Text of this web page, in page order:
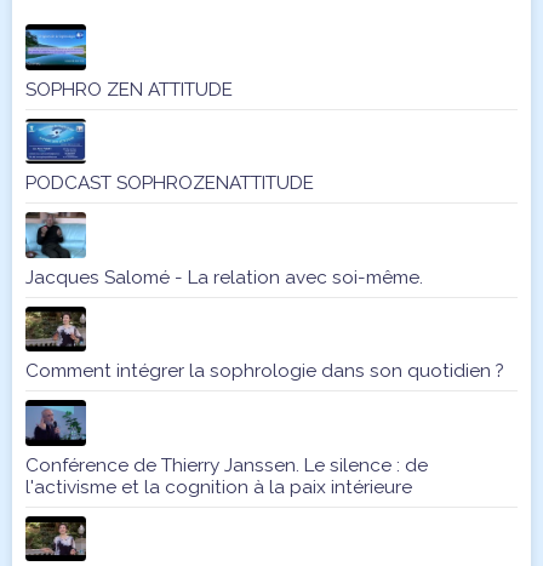
SOPHRO ZEN ATTITUDE
PODCAST SOPHROZENATTITUDE
Jacques Salomé - La relation avec soi-même.
Comment intégrer la sophrologie dans son quotidien ?
Conférence de Thierry Janssen. Le silence : de
l'activisme et la cognition à la paix intérieure